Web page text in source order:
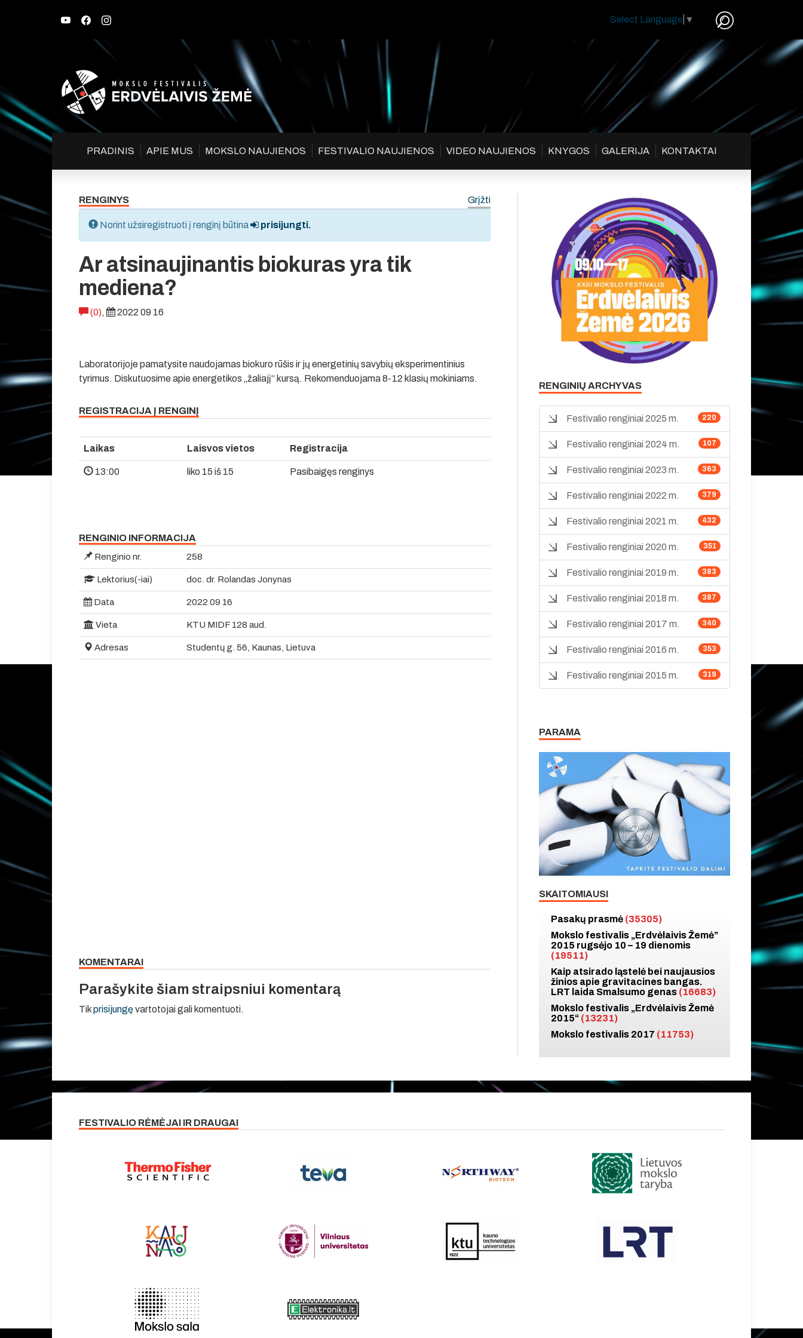
Select Language ▼
PRADINIS APIE MUS MOKSLO NAUJIENOS FESTIVALIO NAUJIENOS VIDEO NAUJIENOS KNYGOS GALERIJA KONTAKTAI
RENGINYS Grįžti
Norint užsiregistruoti į renginį būtina prisijungti.
Ar atsinaujinantis biokuras yra tik
mediena?
(0), 2022 09 16
Laboratorijoje pamatysite naudojamas biokuro rūšis ir jų energetinių savybių eksperimentinius
tyrimus. Diskutuosime apie energetikos „žaliajį“ kursą. Rekomenduojama 8-12 klasių mokiniams.
REGISTRACIJA Į RENGINĮ
Laikas Laisvos vietos Registracija
13:00 liko 15 iš 15 Pasibaigęs renginys
RENGINIO INFORMACIJA
Renginio nr. 258
Lektorius(-iai) doc. dr. Rolandas Jonynas
Data 2022 09 16
Vieta KTU MIDF 128 aud.
Adresas Studentų g. 56, Kaunas, Lietuva
KOMENTARAI
Parašykite šiam straipsniui komentarą
Tikprisijungęvartotojai gali komentuoti.
RENGINIŲ ARCHYVAS
220
Festivalio renginiai 2025 m.
107
Festivalio renginiai 2024 m.
363
Festivalio renginiai 2023 m.
379
Festivalio renginiai 2022 m.
432
Festivalio renginiai 2021 m.
351
Festivalio renginiai 2020 m.
383
Festivalio renginiai 2019 m.
387
Festivalio renginiai 2018 m.
340
Festivalio renginiai 2017 m.
353
Festivalio renginiai 2016 m.
319
Festivalio renginiai 2015 m.
PARAMA
SKAITOMIAUSI
Pasakų prasmė (35305)
Mokslo festivalis „Erdvėlaivis Žemė”
2015 rugsėjo 10 – 19 dienomis
(19511)
Kaip atsirado ląstelė bei naujausios
žinios apie gravitacines bangas.
LRT laida Smalsumo genas (16683)
Mokslo festivalis „Erdvėlaivis Žemė
2015“ (13231)
Mokslo festivalis 2017 (11753)
FESTIVALIO RĖMĖJAI IR DRAUGAI